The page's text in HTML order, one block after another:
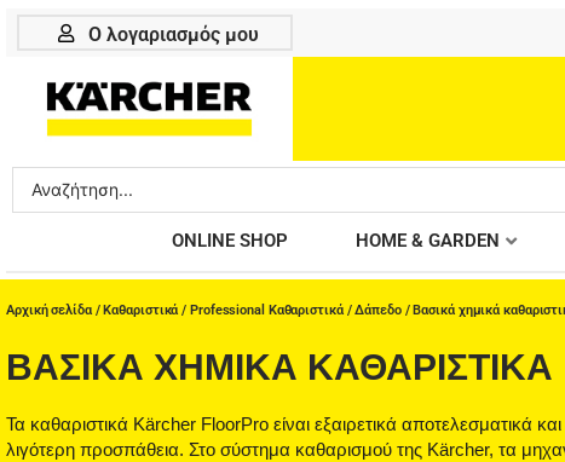
Μετάβαση
Ο λογαριασμός μου
Search
...
ONLINE SHOP HOME & GARDEN
Αρχική σελίδα/ Καθαριστικά / Professional Καθαριστικά/Δάπεδο/ Βασικά χημικά
ΒΑΣΙΚΆ ΧΗΜΙΚΆ ΚΑΘΑΡΙΣΤΙΚΆ
Τα καθαριστικά Kärcher FloorPro είναι εξαιρετικά αποτελεσματικά
λιγότερη προσπάθεια. Στο σύστημα καθαρισμού της Kärcher, τα